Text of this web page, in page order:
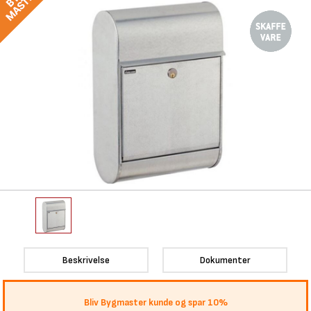
Beskrivelse Dokumenter
Bliv Bygmaster kunde og spar 10%